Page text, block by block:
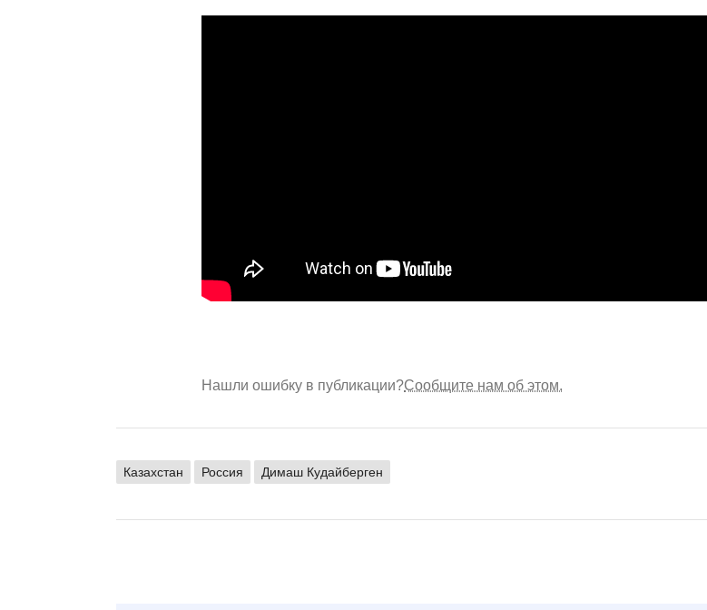
Нашли ошибку в публикации?Сообщите нам об этом.
Казахстан Россия Димаш Кудайберген